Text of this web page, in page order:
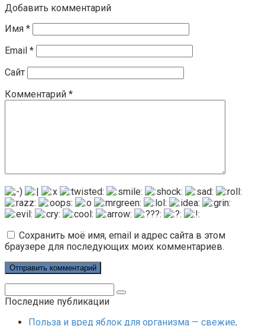
Добавить комментарий
Имя *
Email *
Сайт
Комментарий *
Сохранить моё имя, email и адрес сайта в этом
браузере для последующих моих комментариев.
Последние публикации
Польза и вред яблок для организма — свежие,